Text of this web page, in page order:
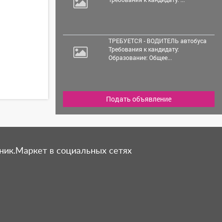
ТРЕБУЕТСЯ - ВОДИТЕЛЬ автобуса
Требования к кандидату:
Образование: Общее...
Подать объявление
в социальных сетях